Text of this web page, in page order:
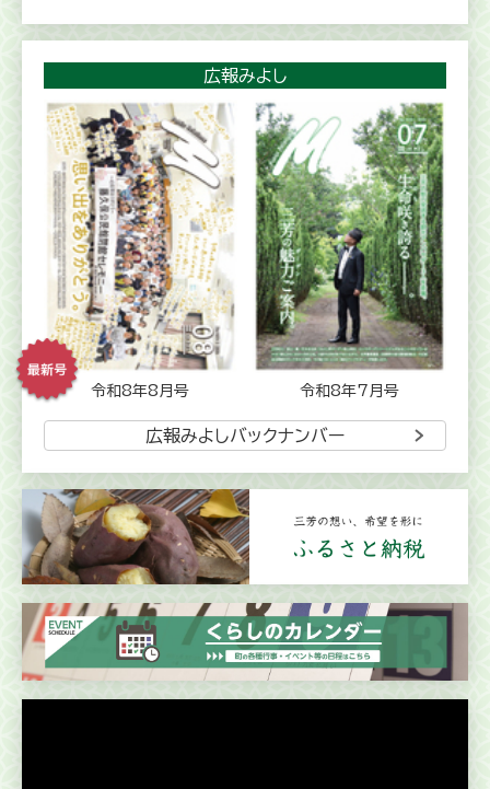
広報みよし
令和8年8月号 令和8年7月号
広報みよしバックナンバー